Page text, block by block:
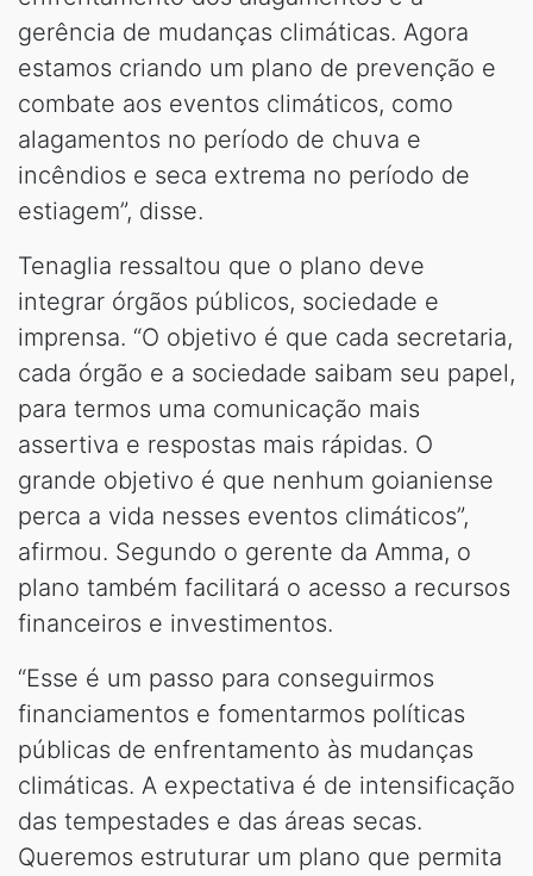
gerência de mudanças climáticas. Agora
estamos criando um plano de prevenção e
combate aos eventos climáticos, como
alagamentos no período de chuva e
incêndios e seca extrema no período de
estiagem”, disse.
Tenaglia ressaltou que o plano deve
integrar órgãos públicos, sociedade e
imprensa. “O objetivo é que cada secretaria,
cada órgão e a sociedade saibam seu papel,
para termos uma comunicação mais
assertiva e respostas mais rápidas. O
grande objetivo é que nenhum goianiense
perca a vida nesses eventos climáticos”,
afirmou. Segundo o gerente da Amma, o
plano também facilitará o acesso a recursos
financeiros e investimentos.
“Esse é um passo para conseguirmos
financiamentos e fomentarmos políticas
públicas de enfrentamento às mudanças
climáticas. A expectativa é de intensificação
das tempestades e das áreas secas.
Queremos estruturar um plano que permita